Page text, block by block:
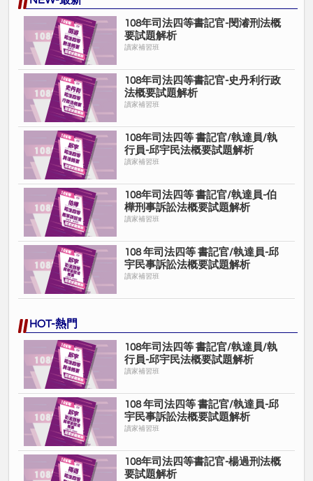
108年司法四等書記官-閔濬刑法概
要試題解析
讀家補習班
108年司法四等書記官-史丹利行政
法概要試題解析
讀家補習班
108年司法四等 書記官/執達員/執
行員-邱宇民法概要試題解析
讀家補習班
108年司法四等 書記官/執達員-伯
樺刑事訴訟法概要試題解析
讀家補習班
108 年司法四等 書記官/執達員-邱
宇民事訴訟法概要試題解析
讀家補習班
HOT-熱門
108年司法四等 書記官/執達員/執
行員-邱宇民法概要試題解析
讀家補習班
108 年司法四等 書記官/執達員-邱
宇民事訴訟法概要試題解析
讀家補習班
108年司法四等書記官-楊過刑法概
要試題解析